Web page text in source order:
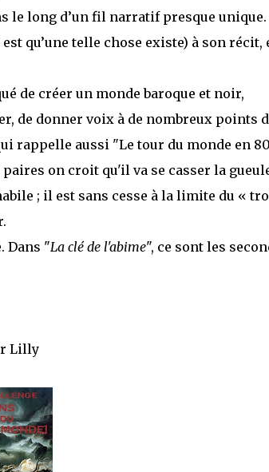
le long d’un fil narratif presque
qu’une telle chose existe) à son récit,
de créer un monde baroque et noir,
de donner voix à de nombreux points
rappelle aussi "Le tour du monde en
on croit qu'il va se casser la
; il est sans cesse à la limite du «
Dans "La clé de l'abime", ce sont les
Lilly